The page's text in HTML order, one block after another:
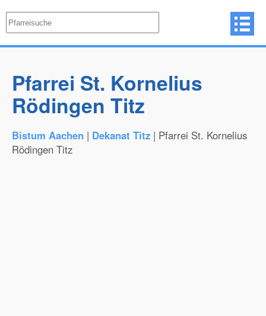
Pfarrei St. Kornelius
Rödingen Titz
Bistum Aachen | Dekanat Titz | Pfarrei St. Kornelius
Rödingen Titz